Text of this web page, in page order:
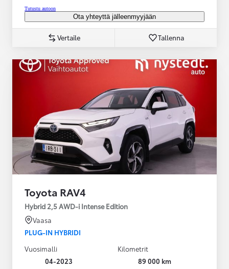
Tutustu autoon
Ota yhteyttä jälleenmyyjään
Vertaile Tallenna
Toyota RAV4
Hybrid 2,5 AWD-i Intense Edition
Vaasa
PLUG-IN HYBRIDI
Vuosimalli
04-2023
Kilometrit
89 000 km